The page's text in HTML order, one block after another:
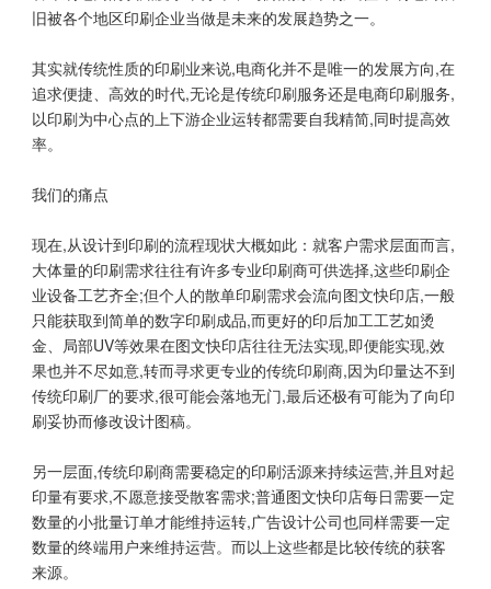
旧被各个地区印刷企业当做是未来的发展趋势之一。
其实就传统性质的印刷业来说,电商化并不是唯一的发展方向,在
追求便捷、高效的时代,无论是传统印刷服务还是电商印刷服务,
以印刷为中心点的上下游企业运转都需要自我精简,同时提高效
率。
我们的痛点
现在,从设计到印刷的流程现状大概如此：就客户需求层面而言,
大体量的印刷需求往往有许多专业印刷商可供选择,这些印刷企
业设备工艺齐全;但个人的散单印刷需求会流向图文快印店,一般
只能获取到简单的数字印刷成品,而更好的印后加工工艺如烫
金、局部UV等效果在图文快印店往往无法实现,即便能实现,效
果也并不尽如意,转而寻求更专业的传统印刷商,因为印量达不到
传统印刷厂的要求,很可能会落地无门,最后还极有可能为了向印
刷妥协而修改设计图稿。
另一层面,传统印刷商需要稳定的印刷活源来持续运营,并且对起
印量有要求,不愿意接受散客需求;普通图文快印店每日需要一定
数量的小批量订单才能维持运转,广告设计公司也同样需要一定
数量的终端用户来维持运营。而以上这些都是比较传统的获客
来源。